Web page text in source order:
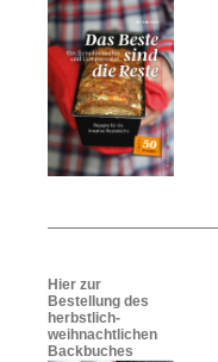
Hier zur
Bestellung des
herbstlich-
weihnachtlichen
Backbuches